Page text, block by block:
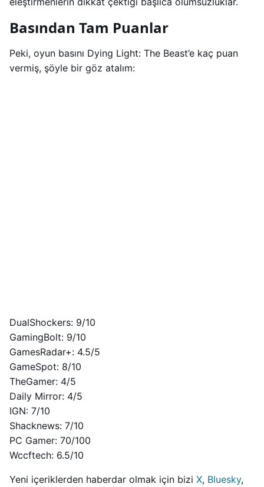
Basından Tam Puanlar
Peki, oyun basını Dying Light: The Beast’e kaç puan
vermiş, şöyle bir göz atalım:
DualShockers: 9/10
GamingBolt: 9/10
GamesRadar+: 4.5/5
GameSpot: 8/10
TheGamer: 4/5
Daily Mirror: 4/5
IGN: 7/10
Shacknews: 7/10
PC Gamer: 70/100
Wccftech: 6.5/10
Yeni içeriklerden haberdar olmak için bizi X, Bluesky,